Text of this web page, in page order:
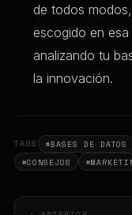
de todos
escogido en
analizando tu
la innovación.
TAGS #BASES DE DATOS
#CONSEJOS